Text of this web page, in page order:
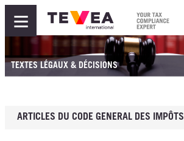
≡
TEXTES LÉGAUX & DÉCISIONS
ARTICLES DU CODE GENERAL DES IMPÔTS